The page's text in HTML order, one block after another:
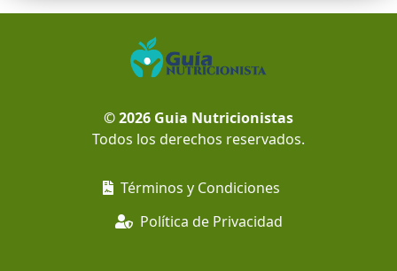
© 2026 Guia Nutricionistas
Todos los derechos reservados.
Términos y Condiciones
Política de Privacidad